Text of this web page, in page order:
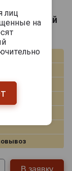
Драй
В заявку
лиц
на